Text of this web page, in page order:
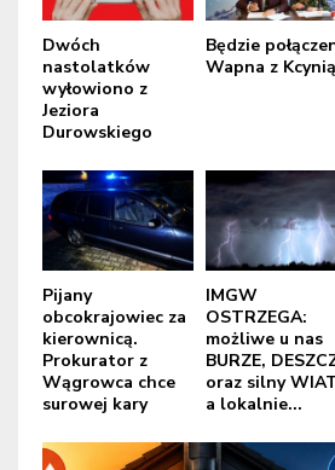
Dwóch
nastolatków
wyłowiono z
Jeziora
Durowskiego
Będzie
Wapna z Kcynią
Pijany
obcokrajowiec za
kierownicą.
Prokurator z
Wągrowca chce
surowej kary
IMGW
OSTRZEGA:
możliwe u nas
BURZE,
oraz silny
a lokalnie...